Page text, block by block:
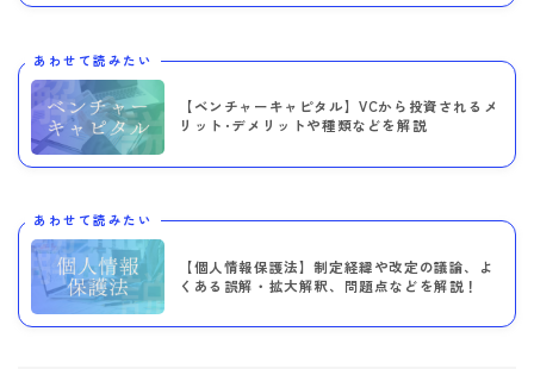
あわせて読みたい
【ベンチャーキャピタル】VCから投資されるメ
リット･デメリットや種類などを解説
あわせて読みたい
【個人情報保護法】制定経緯や改定の議論、よ
くある誤解・拡大解釈、問題点などを解説！